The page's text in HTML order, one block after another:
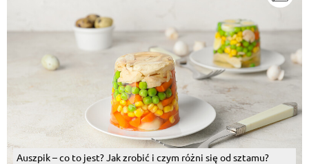
Auszpik – co to jest? Jak zrobić i czym różni się od sztamu?